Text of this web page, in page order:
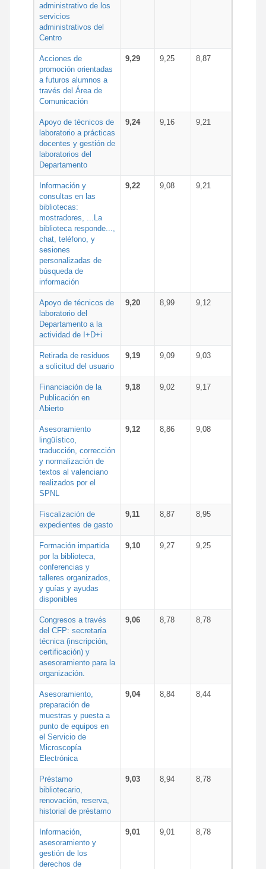
administrativo de los
servicios
administrativos del
Centro
Acciones de
promoción orientadas
a futuros alumnos a
través del Área de
Comunicación
9,29 9,25 8,87
Apoyo de técnicos de
laboratorio a prácticas
docentes y gestión de
laboratorios del
Departamento
9,24 9,16 9,21
Información y
consultas en las
bibliotecas:
mostradores, ...La
biblioteca responde...,
chat, teléfono, y
sesiones
personalizadas de
búsqueda de
información
9,22 9,08 9,21
Apoyo de técnicos de
laboratorio del
Departamento a la
actividad de I+D+i
9,20 8,99 9,12
Retirada de residuos
a solicitud del usuario
9,19 9,09 9,03
Financiación de la
Publicación en
Abierto
9,18 9,02 9,17
Asesoramiento
lingüístico,
traducción, corrección
y normalización de
textos al valenciano
realizados por el
SPNL
9,12 8,86 9,08
Fiscalización de
expedientes de gasto
9,11 8,87 8,95
Formación impartida
por la biblioteca,
conferencias y
talleres organizados,
y guías y ayudas
disponibles
9,10 9,27 9,25
Congresos a través
del CFP: secretaría
técnica (inscripción,
certificación) y
asesoramiento para la
organización.
9,06 8,78 8,78
Asesoramiento,
preparación de
muestras y puesta a
punto de equipos en
el Servicio de
Microscopía
Electrónica
9,04 8,84 8,44
Préstamo
bibliotecario,
renovación, reserva,
historial de préstamo
9,03 8,94 8,78
Información,
asesoramiento y
gestión de los
derechos de
9,01 9,01 8,78